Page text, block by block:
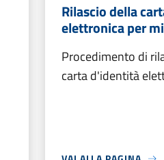
Rilascio della
elettronica per
Procedimento di
carta d'identità